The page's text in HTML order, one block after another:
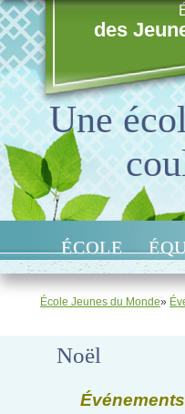
des
Une
ÉCOLE
École Jeunes du Monde»
Noël